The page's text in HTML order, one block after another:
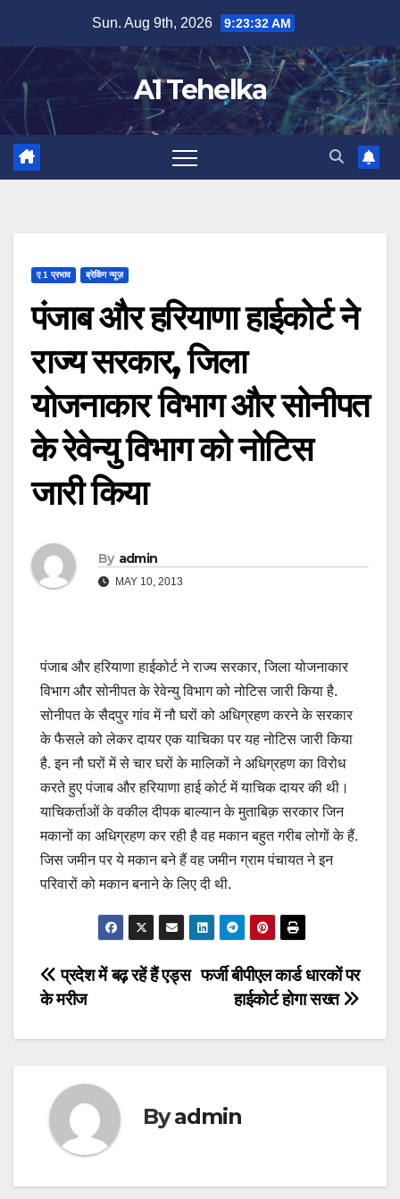
content
Sun. Aug 9th, 2026 9:23:33 AM
A1 Tehelka
ए 1 प्रभाव ब्रेकिंग न्यूज़
पंजाब और हरियाणा हाईकोर्ट ने
राज्य सरकार, जिला
योजनाकार विभाग और सोनीपत
के रेवेन्यु विभाग को नोटिस
जारी किया
By admin
MAY 10, 2013
पंजाब और हरियाणा हाईकोर्ट ने राज्य सरकार, जिला योजनाकार
विभाग और सोनीपत के रेवेन्यु विभाग को नोटिस जारी किया है.
सोनीपत के सैदपुर गांव में नौ घरों को अधिग्रहण करने के सरकार
के फैसले को लेकर दायर एक याचिका पर यह नोटिस जारी किया
है. इन नौ घरों में से चार घरों के मालिकों ने अधिग्रहण का विरोध
करते हुए पंजाब और हरियाणा हाई कोर्ट में याचिक दायर की थी।
याचिकर्ताओं के वकील दीपक बाल्यान के मुताबिक़ सरकार जिन
मकानों का अधिग्रहण कर रही है वह मकान बहुत गरीब लोगों के हैं.
जिस जमीन पर ये मकान बने हैं वह जमीन ग्राम पंचायत ने इन
परिवारों को मकान बनाने के लिए दी थी.
Post
फर्जी बीपीएल कार्ड धारकों पर
हाईकोर्ट होगा सख्त
प्रदेश में बढ़ रहें हैं एड्स
के मरीज
Byadmin